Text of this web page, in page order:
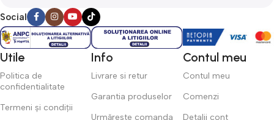
Social
Utile
Politica de
confidentialitate
Termeni și condiții
Info
Livrare si retur
Garantia produselor
Urmărește comanda
Contul meu
Contul meu
Comenzi
Detalii cont